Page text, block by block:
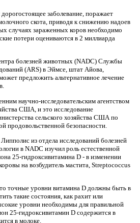
заболевание, поражает
скота, приводя к снижению надоев
случаях зараженных коров необходимо
потери оцениваются в 2 миллиарда
болезней животных (NADC) Службы
(ARS) в Эймсе, штат Айова,
предложить альтернативное лечение
научно-исследовательским агентством
США, и это исследование
сельского хозяйства США по
безопасности.
из отдела исследований болезней
в NADC изучил роль естественной
25-гидроксивитамина D - в изменении
на возбудитель мастита, Streptococcus
точные уровни витамина D должны быть в
такие состояния, как рахит или
уровни необходимы для правильной
25-гидроксивитамин D содержится в
в молоке.